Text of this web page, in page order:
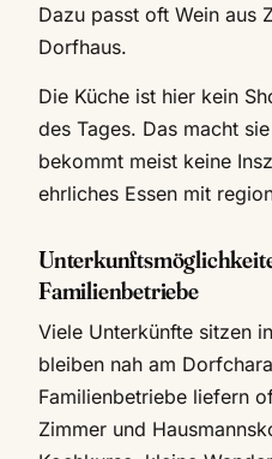
Dazu passt oft Wein aus
Dorfhaus.
Die Küche ist hier kein
des Tages. Das macht
bekommt meist keine
ehrliches Essen mit
Familienbetriebe
Viele Unterkünfte sitzen
bleiben nah am
Familienbetriebe liefern
Zimmer und